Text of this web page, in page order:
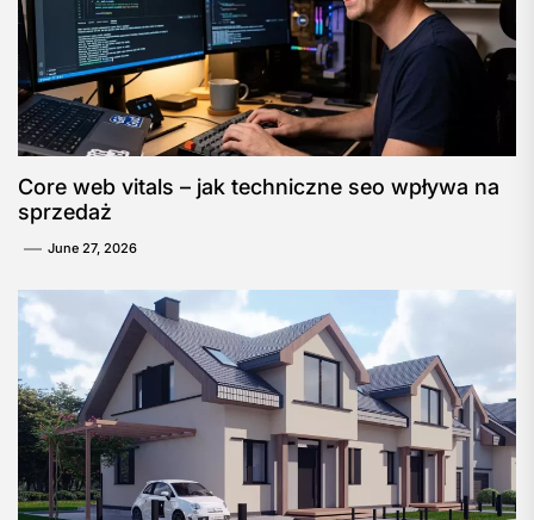
Core web vitals – jak techniczne seo wpływa na
sprzedaż
June 27, 2026